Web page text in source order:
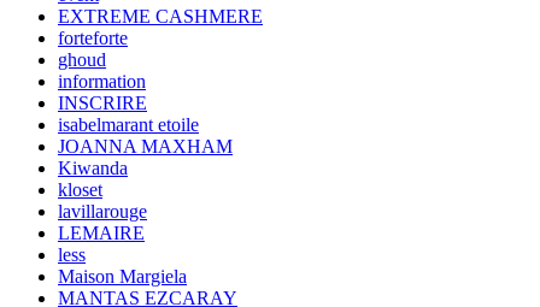
EXTREME CASHMERE
forteforte
ghoud
information
INSCRIRE
isabelmarant etoile
JOANNA MAXHAM
Kiwanda
kloset
lavillarouge
LEMAIRE
less
Maison Margiela
MANTAS EZCARAY